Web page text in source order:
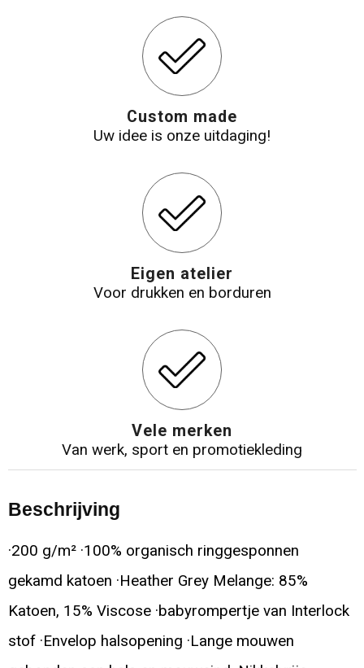
Custom made
Uw idee is onze uitdaging!
Eigen atelier
Voor drukken en borduren
Vele merken
Van werk, sport en promotiekleding
Beschrijving
·200 g/m² ·100% organisch ringgesponnen
gekamd katoen ·Heather Grey Melange: 85%
Katoen, 15% Viscose ·babyrompertje van Interlock
stof ·Envelop halsopening ·Lange mouwen